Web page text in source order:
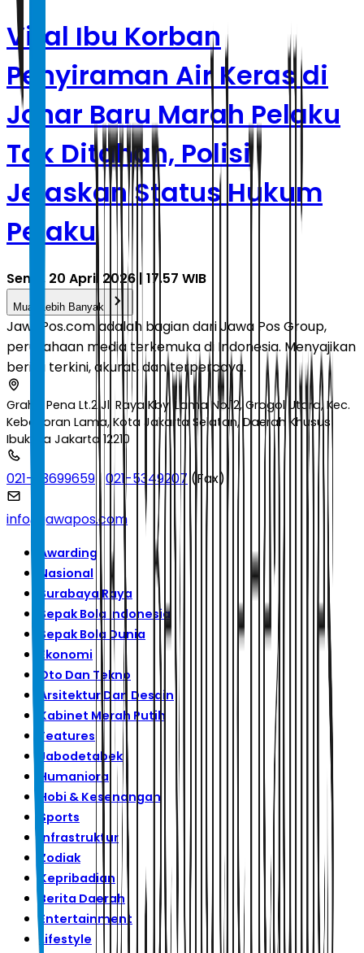
Viral Ibu Korban
Penyiraman Air Keras di
Johar Baru Marah Pelaku
Tak Ditahan, Polisi
Jelaskan Status Hukum
Pelaku
Senin, 20 April 2026 | 17.57 WIB
Muat Lebih Banyak
JawaPos.com adalah bagian dari Jawa Pos Group,
perusahaan media terkemuka di Indonesia. Menyajikan
berita terkini, akurat, dan terpercaya.
Graha Pena Lt.2 Jl. Raya Kby. Lama No.12, Grogol Utara, Kec.
Kebayoran Lama, Kota Jakarta Selatan, Daerah Khusus
Ibukota Jakarta 12210
021-53699659 | 021-5349207 (Fax)
info@jawapos.com
Awarding
Nasional
Surabaya Raya
Sepak Bola Indonesia
Sepak Bola Dunia
Ekonomi
Oto Dan Tekno
Arsitektur Dan Desain
Kabinet Merah Putih
Features
Jabodetabek
Humaniora
Hobi & Kesenangan
Sports
Infrastruktur
Zodiak
Kepribadian
Berita Daerah
Entertainment
Lifestyle